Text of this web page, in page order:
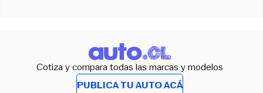
Cotiza y compara todas las marcas y modelos
PUBLICA TU AUTO ACÁ